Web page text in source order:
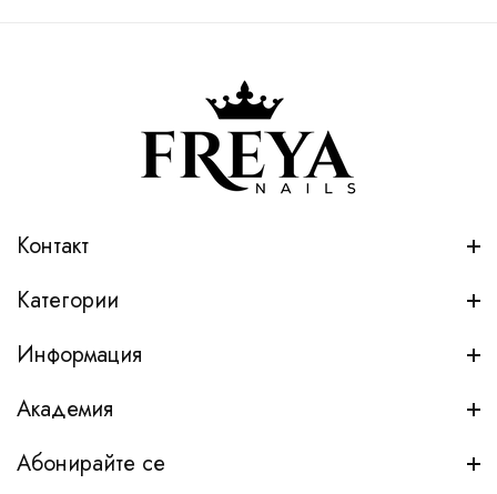
Контакт
Категории
Информация
Академия
Абонирайте се